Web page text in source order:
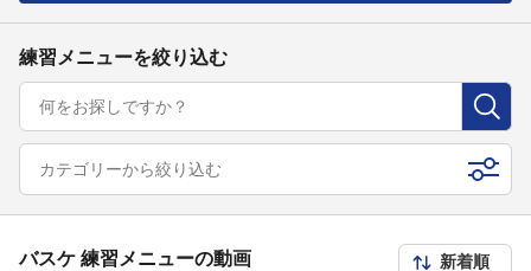
練習メニューを絞り込む
カテゴリーから絞り込む
バスケ 練習メニューの動画